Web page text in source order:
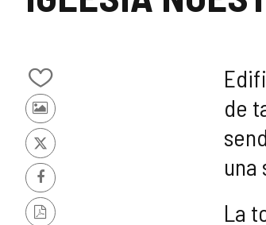
Castilla
LeónAñadir/quitar
de
mis
cuadernos
Fotos
de
otros
turistas
X
Facebook
Versión
de
una
La